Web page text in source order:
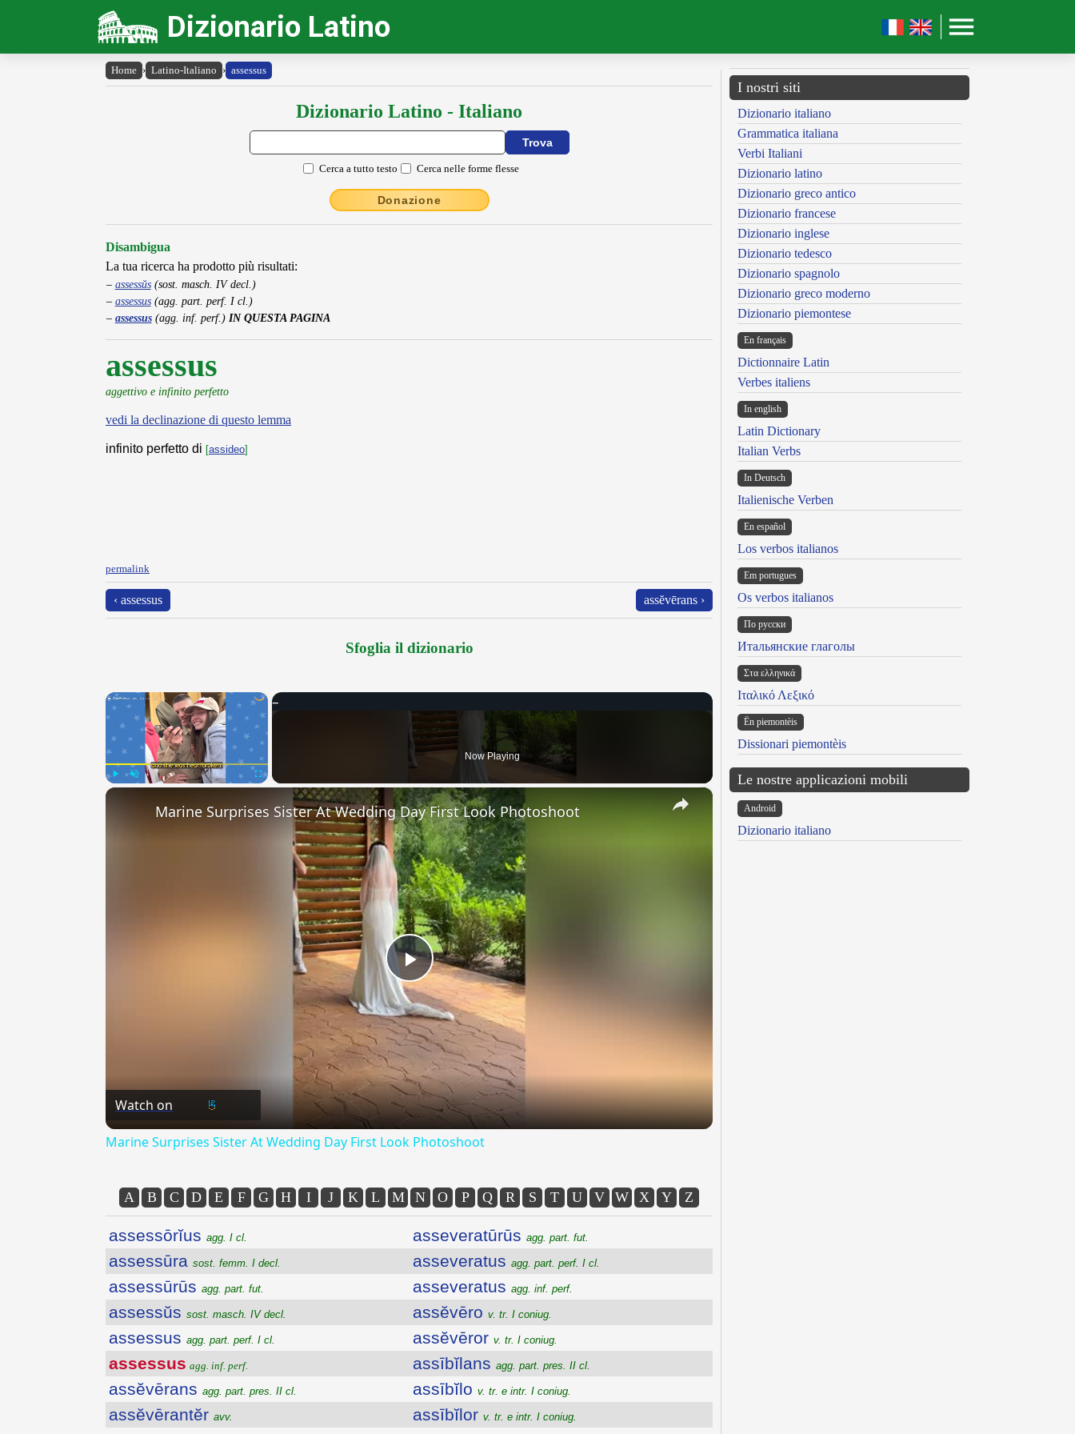
Dizionario Latino
Home › Latino-Italiano › assessus
Dizionario Latino - Italiano
Cerca a tutto testo Cerca nelle forme flesse
Donazione
Disambigua
La tua ricerca ha prodotto più risultati:
assessŭs(sost. masch. IV decl.)
assessus(agg. part. perf. I cl.)
assessus(agg. inf. perf.) IN QUESTA PAGINA
assessus
aggettivo e infinito perfetto
vedi la declinazione di questo lemma
infinito perfetto di [assideo]
permalink
‹ assessus assĕvērans ›
Sfoglia il dizionario
×
Now Playing
×
Play
Video
Marine Surprises Sister At Wedding Day First Look Photoshoot
Watch on
Marine Surprises Sister At Wedding Day First Look Photoshoot
A B C D E F G H I J K L M N O P Q R S T U V W X Y Z
assessōrĭus agg. I cl.
assessūra sost. femm. I decl.
assessūrūs agg. part. fut.
assessŭs sost. masch. IV decl.
assessus agg. part. perf. I cl.
assessus agg. inf. perf.
assĕvērans agg. part. pres. II cl.
assĕvērantĕr avv.
asseveratūrūs agg. part. fut.
asseveratus agg. part. perf. I cl.
asseveratus agg. inf. perf.
assĕvēro v. tr. I coniug.
assĕvēror v. tr. I coniug.
assībĭlans agg. part. pres. II cl.
assībĭlo v. tr. e intr. I coniug.
assībĭlor v. tr. e intr. I coniug.
I nostri siti
Dizionario italiano
Grammatica italiana
Verbi Italiani
Dizionario latino
Dizionario greco antico
Dizionario francese
Dizionario inglese
Dizionario tedesco
Dizionario spagnolo
Dizionario greco moderno
Dizionario piemontese
En français
Dictionnaire Latin
Verbes italiens
In english
Latin Dictionary
Italian Verbs
In Deutsch
Italienische Verben
En español
Los verbos italianos
Em portugues
Os verbos italianos
По русски
Итальянские глаголы
Στα ελληνικά
Ιταλικό Λεξικό
Ën piemontèis
Dissionari piemontèis
Le nostre applicazioni mobili
Android
Dizionario italiano